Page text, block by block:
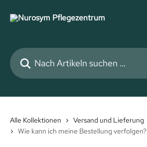
Nach Artikeln suchen …
Alle Kollektionen Versand und Lieferung
Wie kann ich meine Bestellung verfolgen?